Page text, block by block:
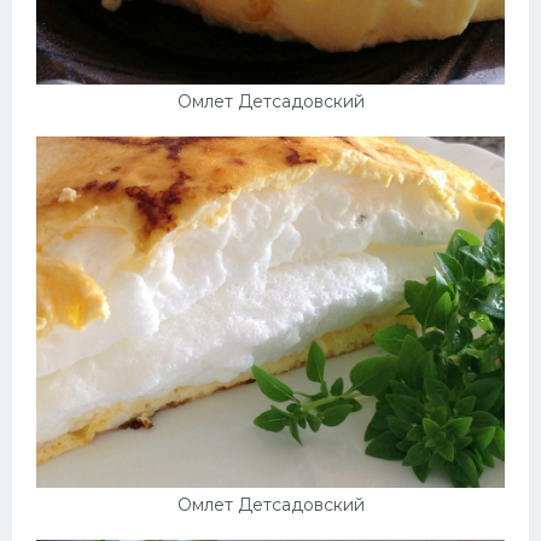
Омлет Детсадовский
Омлет Детсадовский